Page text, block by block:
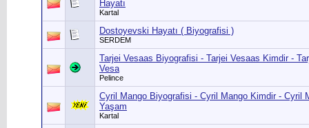
Hayatı
Kartal
Dostoyevski Hayatı ( Biyografisi )
SERDEM
Tarjei Vesaas Biyografisi - Tarjei Vesaas Kimdir -
Vesa
Pelince
Cyril Mango Biyografisi - Cyril Mango Kimdir - Cyril
Yaşam
Kartal